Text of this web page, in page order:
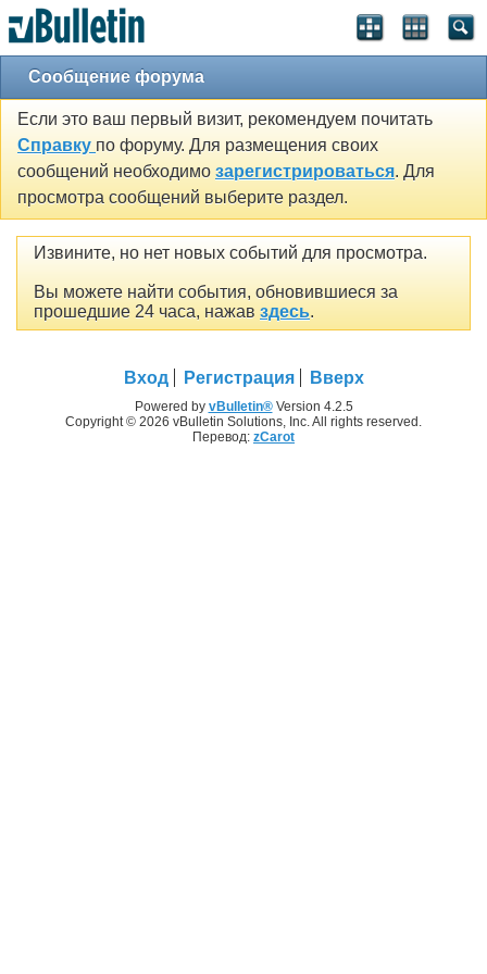
Сообщение форума
Если это ваш первый визит, рекомендуем почитать
Справку по форуму. Для размещения своих
сообщений необходимо зарегистрироваться. Для
просмотра сообщений выберите раздел.
Извините, но нет новых событий для просмотра.
Вы можете найти события, обновившиеся за
прошедшие 24 часа, нажав здесь.
Вход Регистрация Вверх
Powered by vBulletin®Version 4.2.5
Copyright © 2026 vBulletin Solutions, Inc. All rights reserved.
Перевод: zCarot